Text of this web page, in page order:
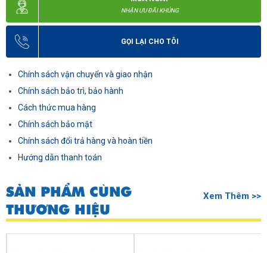
NHẬN ƯU ĐÃI KHỦNG
GỌI LẠI CHO TÔI
Chính sách vận chuyển và giao nhận
Chính sách bảo trì, bảo hành
Cách thức mua hàng
Chính sách bảo mật
Chính sách đổi trả hàng và hoàn tiền
Hướng dẫn thanh toán
SẢN PHẨM CÙNG
THƯƠNG HIỆU
Xem Thêm >>